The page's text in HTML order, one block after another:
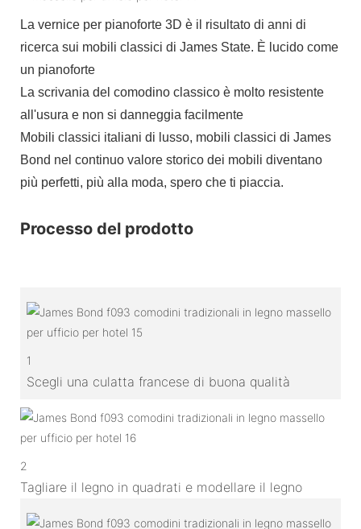
La vernice per pianoforte 3D è il risultato di anni di
ricerca sui mobili classici di James State. È lucido come
un pianoforte
La scrivania del comodino classico è molto resistente
all'usura e non si danneggia facilmente
Mobili classici italiani di lusso, mobili classici di James
Bond nel continuo valore storico dei mobili diventano
più perfetti, più alla moda, spero che ti piaccia.
Processo del prodotto
1
Scegli una culatta francese di buona qualità
2
Tagliare il legno in quadrati e modellare il legno